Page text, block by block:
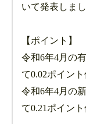
いて発表しまし
【ポイント】
令和6年4月の
て0.02ポイント
令和6年4月の
て0.21ポイント